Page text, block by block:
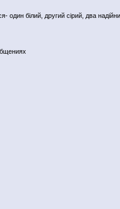
один білий, другий сірий, два